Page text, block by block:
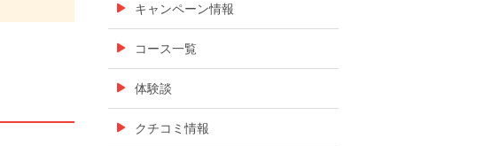
キャンペーン情報
コース一覧
体験談
クチコミ情報